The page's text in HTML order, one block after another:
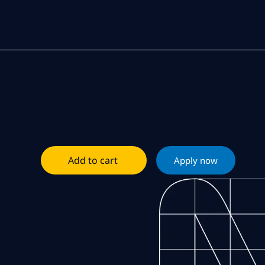
Add to cart Apply now